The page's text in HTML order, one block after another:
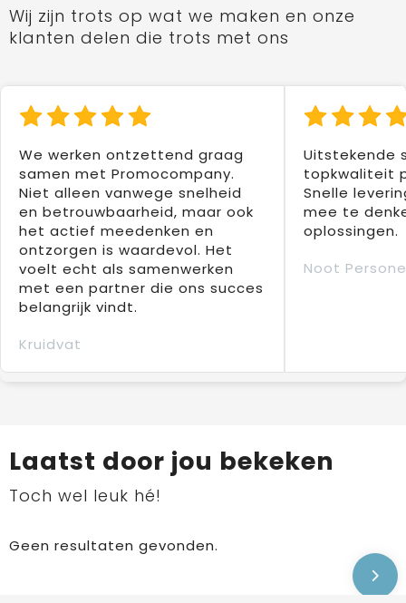
Wij zijn trots op wat we maken en onze
klanten delen die trots met ons
We werken ontzettend graag
samen met Promocompany.
Niet alleen vanwege snelheid
en betrouwbaarheid, maar ook
het actief meedenken en
ontzorgen is waardevol. Het
voelt echt als samenwerken
met een partner die ons succes
belangrijk vindt.
Kruidvat
Uitstekende
topkwaliteit
Snelle
mee te
oplossingen.
Noot
Laatst door jou bekeken
Toch wel leuk hé!
Geen resultaten gevonden.